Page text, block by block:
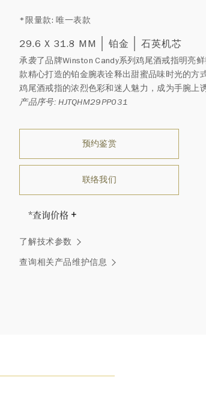
*限量款: 唯一表款
29.6 X 31.8 MM 铂金 石英机芯
承袭了品牌Winston Candy系列鸡尾酒戒指明亮
款精心打造的铂金腕表诠释出甜蜜品味时光的方
鸡尾酒戒指的浓烈色彩和迷人魅力，成为手腕上
产品序号: HJTQHM29PP031
预约鉴赏
联络我们
*查询价格
顿的每一件高级珠宝作品也是如此：每个宝石
特镶嵌方式，重量和宝石的等级亦不尽相同。
客户服务。
了解技术参数
查询相关产品维护信息